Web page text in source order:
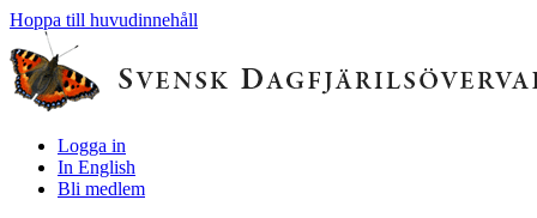
Hoppa till huvudinnehåll
Logga in
In English
Bli medlem